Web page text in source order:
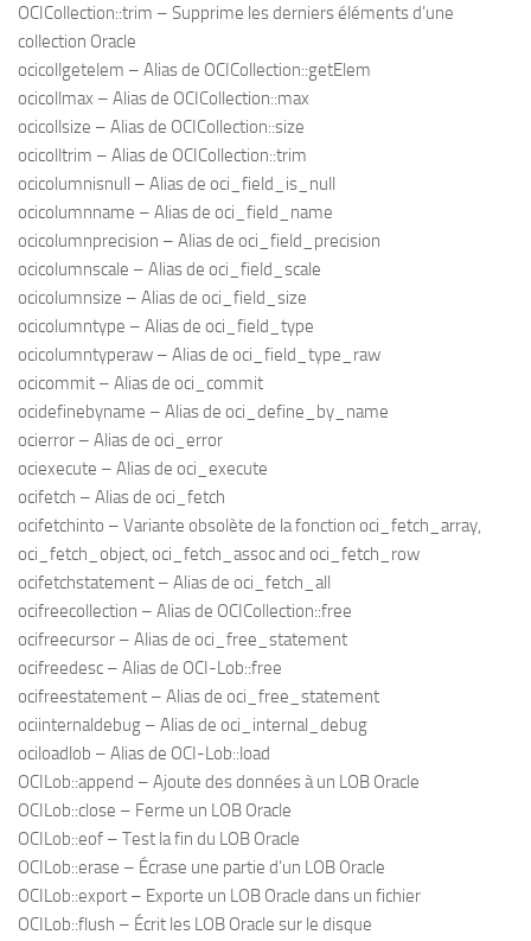
OCICollection::trim – Supprime les derniers éléments d’une
collection Oracle
ocicollgetelem – Alias de OCICollection::getElem
ocicollmax – Alias de OCICollection::max
ocicollsize – Alias de OCICollection::size
ocicolltrim – Alias de OCICollection::trim
ocicolumnisnull – Alias de oci_field_is_null
ocicolumnname – Alias de oci_field_name
ocicolumnprecision – Alias de oci_field_precision
ocicolumnscale – Alias de oci_field_scale
ocicolumnsize – Alias de oci_field_size
ocicolumntype – Alias de oci_field_type
ocicolumntyperaw – Alias de oci_field_type_raw
ocicommit – Alias de oci_commit
ocidefinebyname – Alias de oci_define_by_name
ocierror – Alias de oci_error
ociexecute – Alias de oci_execute
ocifetch – Alias de oci_fetch
ocifetchinto – Variante obsolète de la fonction oci_fetch_array,
oci_fetch_object, oci_fetch_assoc and oci_fetch_row
ocifetchstatement – Alias de oci_fetch_all
ocifreecollection – Alias de OCICollection::free
ocifreecursor – Alias de oci_free_statement
ocifreedesc – Alias de OCI-Lob::free
ocifreestatement – Alias de oci_free_statement
ociinternaldebug – Alias de oci_internal_debug
ociloadlob – Alias de OCI-Lob::load
OCILob::append – Ajoute des données à un LOB Oracle
OCILob::close – Ferme un LOB Oracle
OCILob::eof – Test la fin du LOB Oracle
OCILob::erase – Écrase une partie d’un LOB Oracle
OCILob::export – Exporte un LOB Oracle dans un fichier
OCILob::flush – Écrit les LOB Oracle sur le disque